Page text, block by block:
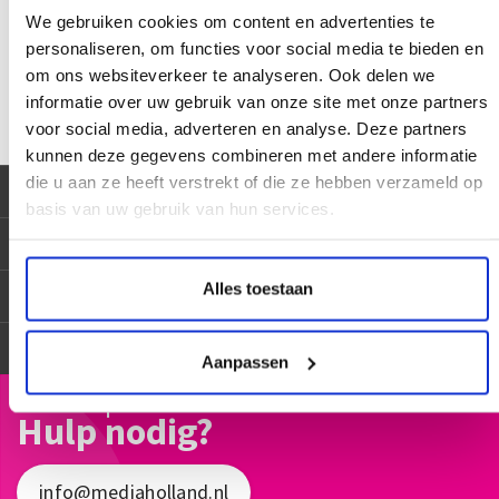
We gebruiken cookies om content en advertenties te
personaliseren, om functies voor social media te bieden en
om ons websiteverkeer te analyseren. Ook delen we
informatie over uw gebruik van onze site met onze partners
voor social media, adverteren en analyse. Deze partners
kunnen deze gegevens combineren met andere informatie
die u aan ze heeft verstrekt of die ze hebben verzameld op
basis van uw gebruik van hun services.
Alles toestaan
Aanpassen
Commissie. Dit ODR-platform is te vinden op
http://ec.europa.eu/odr. Wanneer uw klacht nog niet elders in
behandeling is dan staat het u vrij om uw klacht te deponeren
via het platform van de Europese Unie."
Meest bekeken deze maand
Onze expert
Hulp nodig?
info@mediaholland.nl